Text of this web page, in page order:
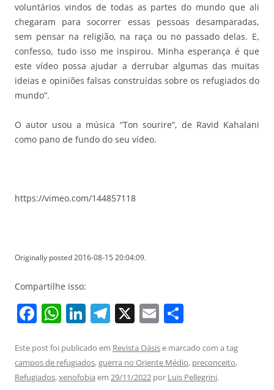
voluntários vindos de todas as partes do mundo que ali
chegaram para socorrer essas pessoas desamparadas,
sem pensar na religião, na raça ou no passado delas. E,
confesso, tudo isso me inspirou. Minha esperança é que
este vídeo possa ajudar a derrubar algumas das muitas
ideias e opiniões falsas construídas sobre os refugiados do
mundo”.
O autor usou a música “Ton sourire”, de Ravid Kahalani
como pano de fundo do seu vídeo.
https://vimeo.com/144857118
Originally posted 2016-08-15 20:04:09.
Compartilhe isso:
F
c
e
W
at
s
Li
k
e
T
e
gr
X E
ai
l
ar
e
Este post foi publicado em Revista Oásise marcado com a tag
campos de refugiados,guerra no Oriente Médio, preconceito,
Refugiados,xenofobia em 29/11/2022 por Luis Pellegrini.